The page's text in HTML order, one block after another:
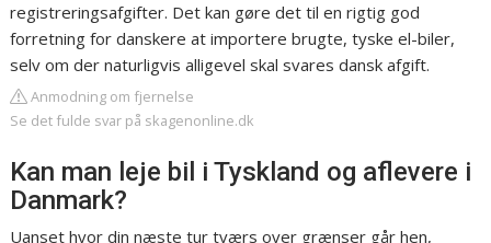
registreringsafgifter. Det kan gøre det til en rigtig god
forretning for danskere at importere brugte, tyske el-biler,
selv om der naturligvis alligevel skal svares dansk afgift.
Anmodning om fjernelse
Se det fulde svar på skagenonline.dk
Kan man leje bil i Tyskland og aflevere i
Danmark?
Uanset hvor din næste tur tværs over grænser går hen,